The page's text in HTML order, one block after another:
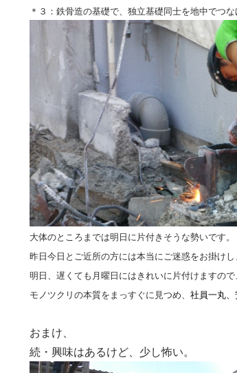
＊３：鉄骨造の基礎で、独立基礎同士を地中でつ
大体のところまでは明日に片付きそうな勢いです。
昨日今日とご近所の方には本当にご迷惑をお掛けし
明日、遅くても月曜日にはきれいに片付けますので
モノツクリの本質をまっすぐに見つめ、 社員一丸、
おまけ、
続・興味はあるけど、少し怖い。